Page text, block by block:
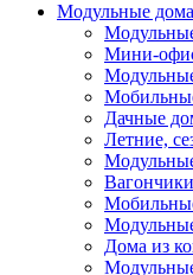
Модульные
Мини-
Дачные
Летние,
Дома из